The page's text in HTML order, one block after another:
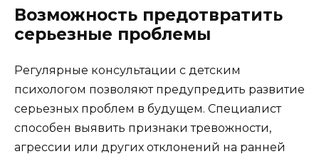
Возможность предотвратить
серьезные проблемы
Регулярные консультации с детским
психологом позволяют предупредить развитие
серьезных проблем в будущем. Специалист
способен выявить признаки тревожности,
агрессии или других отклонений на ранней